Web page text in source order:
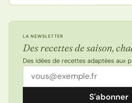
LA NEWSLETTER
Des recettes de saison,
Des idées de recettes adaptées aux
Adresse email
S'abonner